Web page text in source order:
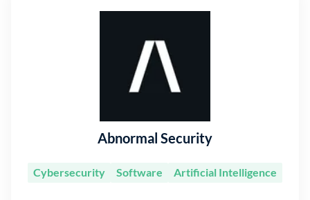
Abnormal Security
Cybersecurity Software Artificial Intelligence